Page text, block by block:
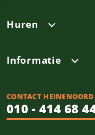
Huren
Informatie
CONTACT HEINENOORD
010 - 414 68